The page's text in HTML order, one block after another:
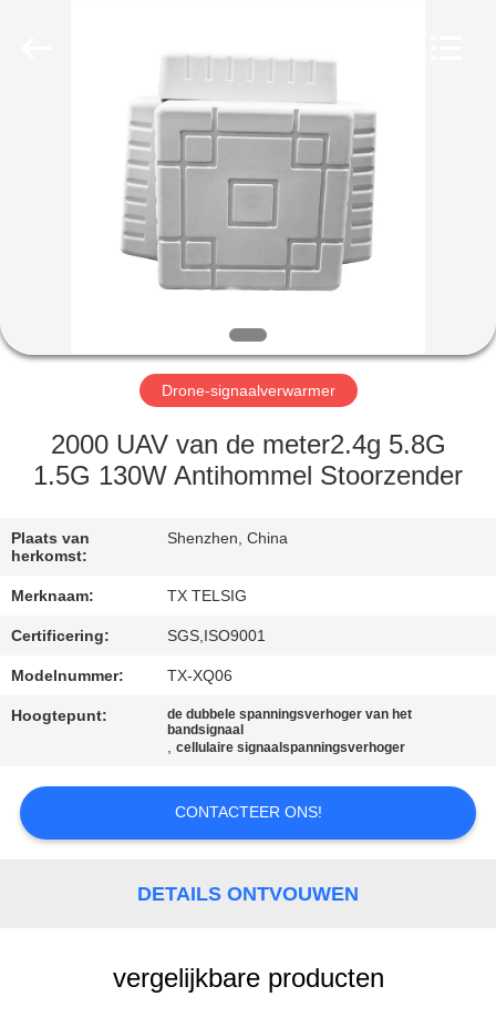
PRODUCTEN
ONGEVEER
FABRIEKSREIS
KWALITEITSCONTROLE
ONS
NIEUWS
BLOGGEN
OM EEN
CITAAT
SITEMAP
POLICY
Drone-signaalverwarmer
2000 UAV van de meter2.4g 5.8G
1.5G 130W Antihommel Stoorzender
Plaats van
herkomst:
Shenzhen, China
Merknaam: TX TELSIG
Certificering: SGS,ISO9001
Modelnummer: TX-XQ06
Hoogtepunt:
de dubbele spanningsverhoger van het
bandsignaal
,cellulaire signaalspanningsverhoger
CONTACTEER ONS!
DETAILS ONTVOUWEN
vergelijkbare producten